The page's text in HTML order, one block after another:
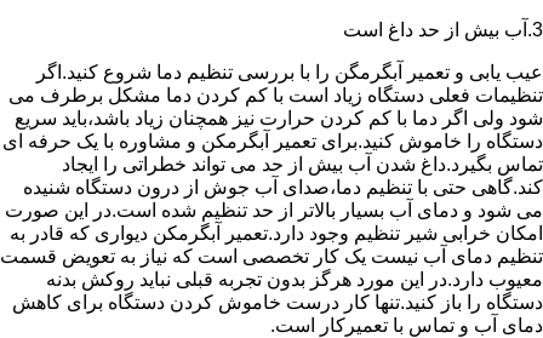
3.آب بیش از حد داغ است
عیب یابی و تعمیر آبگرمگن را با بررسی تنظیم دما شروع کنید.اگر
تنظیمات فعلی دستگاه زیاد است با کم کردن دما مشکل برطرف می
شود ولی اگر دما با کم کردن حرارت نیز همچنان زیاد باشد،باید سریع
دستگاه را خاموش کنید.برای تعمیر آبگرمکن و مشاوره با یک حرفه ای
تماس بگیرد.داغ شدن آب بیش از حد می تواند خطراتی را ایجاد
کند.گاهی حتی با تنظیم دما،صدای آب جوش از درون دستگاه شنیده
می شود و دمای آب بسیار بالاتر از حد تنظیم شده است.در این صورت
امکان خرابی شیر تنظیم وجود دارد.تعمیر آبگرمکن دیواری که قادر به
تنظیم دمای آب نیست یک کار تخصصی است که نیاز به تعویض قسمت
معیوب دارد.در این مورد هرگز بدون تجربه قبلی نباید روکش بدنه
دستگاه را باز کنید.تنها کار درست خاموش کردن دستگاه برای کاهش
دمای آب و تماس با تعمیرکار است.